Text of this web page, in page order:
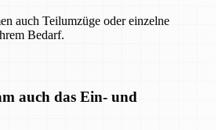
auch Teilumzüge oder einzelne
Bedarf.
auch das Ein- und